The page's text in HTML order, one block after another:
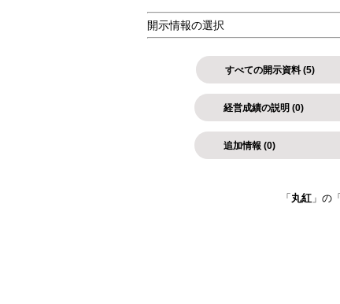
開示情報の選択
すべての開示資料 (5)
経営成績の説明 (0)
追加情報 (0)
「 丸紅 」の「